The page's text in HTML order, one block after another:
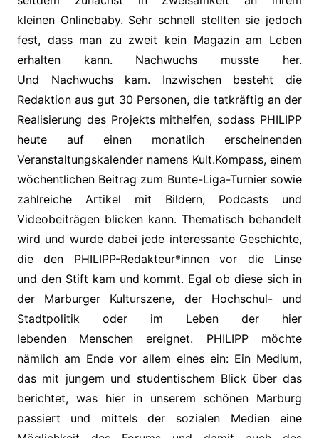
kleinen Onlinebaby. Sehr schnell stellten sie jedoch
fest, dass man zu zweit kein Magazin am Leben
erhalten kann. Nachwuchs musste her.
Und Nachwuchs kam. Inzwischen besteht die
Redaktion aus gut 30 Personen, die tatkräftig an der
Realisierung des Projekts mithelfen, sodass PHILIPP
heute auf einen monatlich erscheinenden
Veranstaltungskalender namens Kult.Kompass, einem
wöchentlichen Beitrag zum Bunte-Liga-Turnier sowie
zahlreiche Artikel mit Bildern, Podcasts und
Videobeiträgen blicken kann. Thematisch behandelt
wird und wurde dabei jede interessante Geschichte,
die den PHILIPP-Redakteur*innen vor die Linse
und den Stift kam und kommt. Egal ob diese sich in
der Marburger Kulturszene, der Hochschul- und
Stadtpolitik oder im Leben der hier
lebenden Menschen ereignet. PHILIPP möchte
nämlich am Ende vor allem eines ein: Ein Medium,
das mit jungem und studentischem Blick über das
berichtet, was hier in unserem schönen Marburg
passiert und mittels der sozialen Medien eine